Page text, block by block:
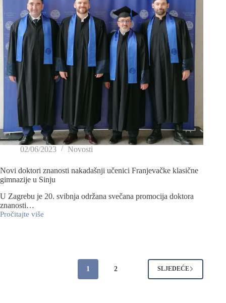
02/06/2023 Novosti
Novi doktori znanosti nakadašnji učenici Franjevačke klasične
gimnazije u Sinju
U Zagrebu je 20. svibnja održana svečana promocija doktora
znanosti…
Pročitajte više
1 2 SLJEDEĆE